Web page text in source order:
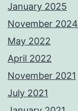
January 2025
November 2024
May 2022
April 2022
November 2021
July 2021